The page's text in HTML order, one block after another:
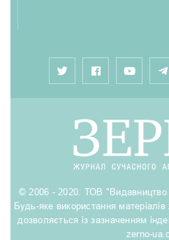
© 2006 - 2020. ТОВ "Видавництво
Будь-яке використання
дозволяється із зазначенням
zerno-